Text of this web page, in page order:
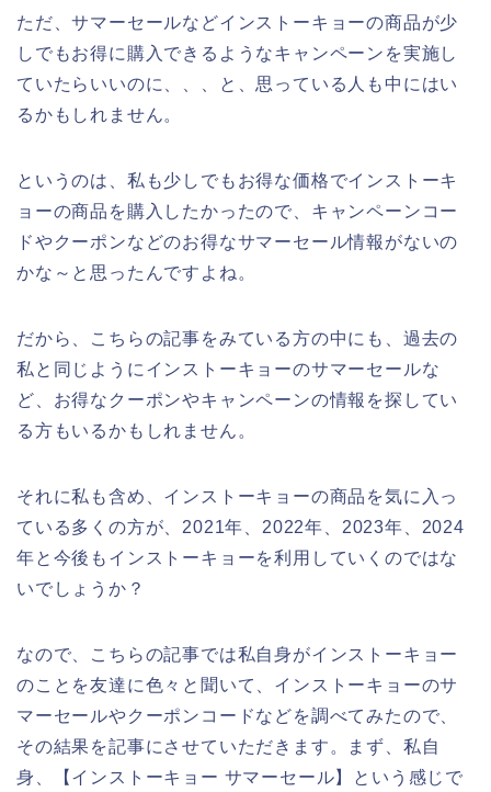
ただ、サマーセールなどインストーキョーの商品が少
しでもお得に購入できるようなキャンペーンを実施し
ていたらいいのに、、、と、思っている人も中にはい
るかもしれません。
というのは、私も少しでもお得な価格でインストーキ
ョーの商品を購入したかったので、キャンペーンコー
ドやクーポンなどのお得なサマーセール情報がないの
かな～と思ったんですよね。
だから、こちらの記事をみている方の中にも、過去の
私と同じようにインストーキョーのサマーセールな
ど、お得なクーポンやキャンペーンの情報を探してい
る方もいるかもしれません。
それに私も含め、インストーキョーの商品を気に入っ
ている多くの方が、2021年、2022年、2023年、2024
年と今後もインストーキョーを利用していくのではな
いでしょうか？
なので、こちらの記事では私自身がインストーキョー
のことを友達に色々と聞いて、インストーキョーのサ
マーセールやクーポンコードなどを調べてみたので、
その結果を記事にさせていただきます。まず、私自
身、【インストーキョー サマーセール】という感じで